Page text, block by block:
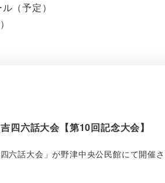
（予定）
四六話大会【第10回記念大会】
六話大会」が野津中央公民館にて開催